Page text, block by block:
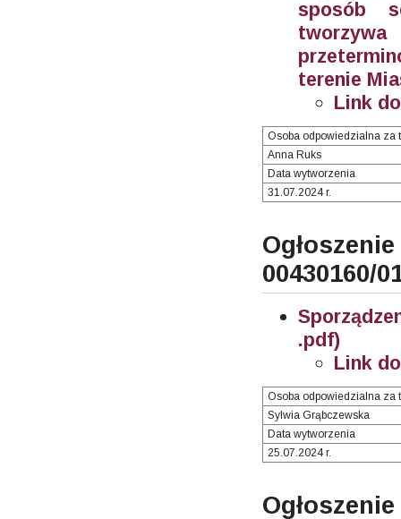
sposób
terenie
Link
Osoba odpowiedzialna za
Anna Ruks
Data wytworzenia
31.07.2024 r.
00430160/
.pdf)
Link
Osoba odpowiedzialna za
Sylwia Grąbczewska
Data wytworzenia
25.07.2024 r.